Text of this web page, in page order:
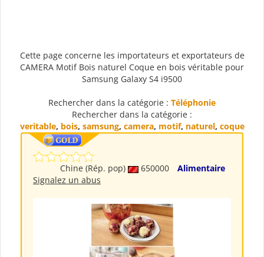
Cette page concerne les importateurs et exportateurs de
CAMERA Motif Bois naturel Coque en bois véritable pour
Samsung Galaxy S4 i9500
Rechercher dans la catégorie : Téléphonie
Rechercher dans la catégorie :
veritable, bois, samsung, camera, motif, naturel, coque
Chine (Rép. pop) 650000
Alimentaire
Signalez un abus